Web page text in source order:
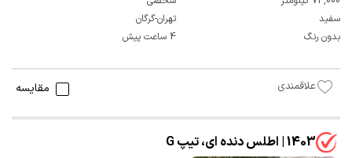
سفید
تهران-گرگان
بدون رنگ
4 ساعت پیش
علاقمندی مقایسه
1403 | اطلس دنده ای، تیپ G